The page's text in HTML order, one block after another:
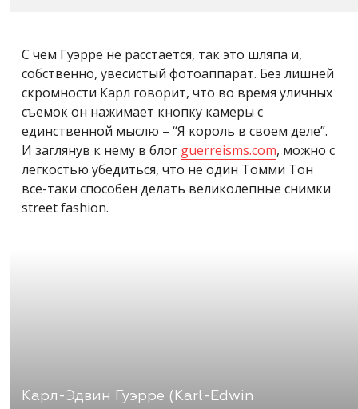
С чем Гуэрре не расстается, так это шляпа и,
собственно, увесистый фотоаппарат. Без лишней
скромности Карл говорит, что во время уличных
съемок он нажимает кнопку камеры с
единственной мыслю – “Я король в своем деле”.
И заглянув к нему в блог guerreisms.com, можно с
легкостью убедиться, что не один Томми Тон
все-таки способен делать великолепные снимки
street fashion.
Карл-Эдвин Гуэрре (Karl-Edwin